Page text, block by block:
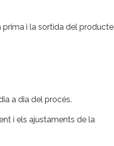
i la sortida del producte
a dia del procés.
i els ajustaments de la